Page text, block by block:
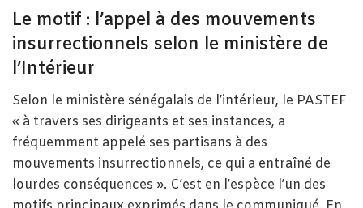
Le motif : l’appel à des mouvements
insurrectionnels selon le ministère de
l’Intérieur
Selon le ministère sénégalais de l’intérieur, le PASTEF
« à travers ses dirigeants et ses instances, a
fréquemment appelé ses partisans à des
mouvements insurrectionnels, ce qui a entraîné de
lourdes conséquences ». C’est en l’espèce l’un des